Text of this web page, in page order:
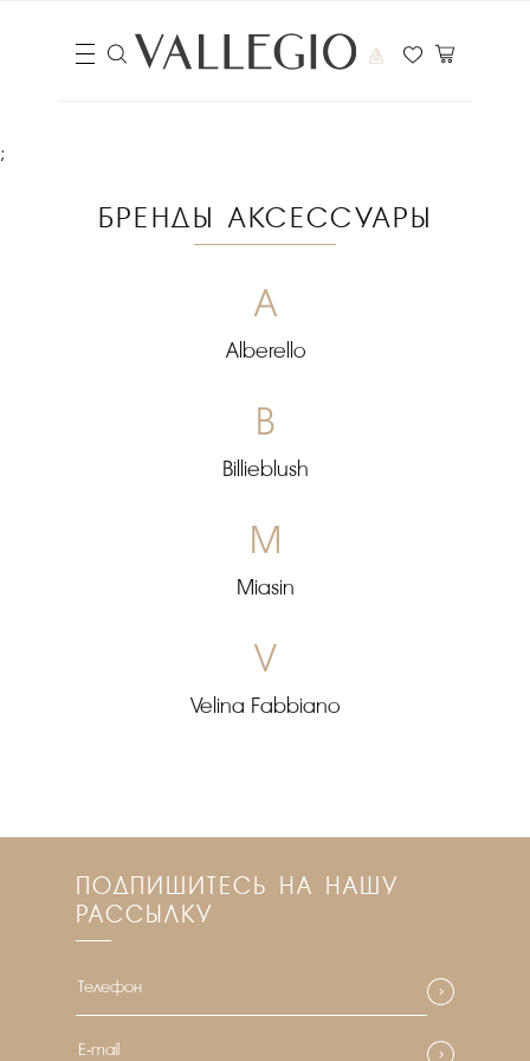
;
БРЕНДЫ АКСЕССУАРЫ
A
Alberello
B
Billieblush
M
Miasin
V
Velina Fabbiano
ПОДПИШИТЕСЬ НА НАШУ
РАССЫЛКУ